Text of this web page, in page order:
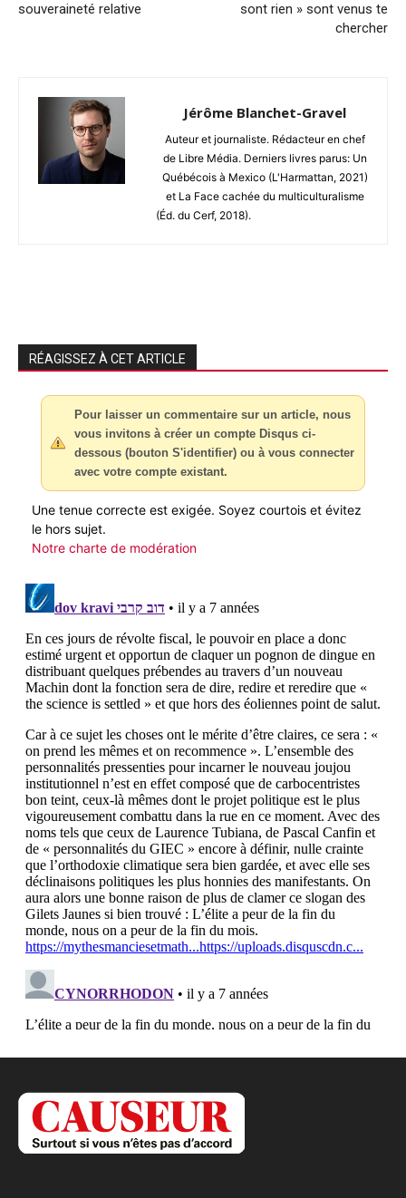
souveraineté relative
sont rien » sont venus te
chercher
Jérôme Blanchet-Gravel
Auteur et journaliste. Rédacteur en chef
de Libre Média. Derniers livres parus: Un
Québécois à Mexico (L'Harmattan, 2021)
et La Face cachée du multiculturalisme
(Éd. du Cerf, 2018).
RÉAGISSEZ À CET ARTICLE
Pour laisser un commentaire sur un article, nous
vous invitons à créer un compte Disqus ci-
dessous (bouton S'identifier) ou à vous connecter
avec votre compte existant.
Une tenue correcte est exigée. Soyez courtois et évitez
le hors sujet.
Notre charte de modération